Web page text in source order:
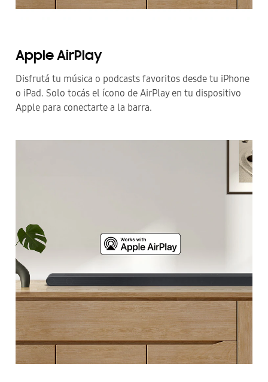
Apple AirPlay
Disfrutá tu música o podcasts favoritos desde tu iPhone
o iPad. Solo tocás el ícono de AirPlay en tu dispositivo
Apple para conectarte a la barra.